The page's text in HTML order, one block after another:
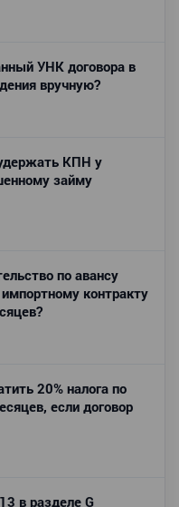
УНК договора в
вручную?
КПН у
займу
по авансу
контракту
20% налога по
если договор
в разделе G